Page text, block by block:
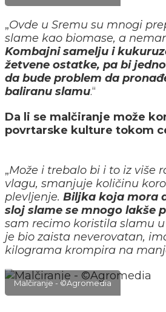
„Ovde u Sremu su mnogi
slame kao biomase, a
Kombajni samelju i
žetvene ostatke, pa bi
da bude problem da
baliranu slamu.“
Da li se malčiranje može
povrtarske kulture tokom
„Može i trebalo bi i to iz više
vlagu, smanjuje količinu
plevljenje. Biljka koja mora
sloj slame se mnogo lakše
sam recimo koristila slamu
je bio zaista neverovatan,
kilograma krompira na
Malčiranje - ©Agromedia